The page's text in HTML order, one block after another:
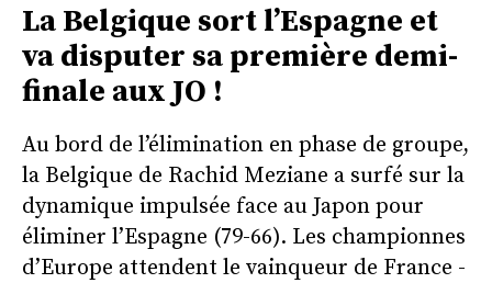
La Belgique sort l’Espagne et
va disputer sa première demi-
finale aux JO !
Au bord de l’élimination en phase de groupe,
la Belgique de Rachid Meziane a surfé sur la
dynamique impulsée face au Japon pour
éliminer l’Espagne (79-66). Les championnes
d’Europe attendent le vainqueur de France -